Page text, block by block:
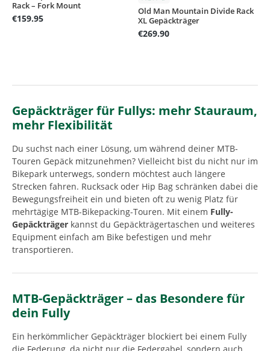
Rack – Fork Mount
€159.95
Old Man Mountain Divide Rack
XL Gepäckträger
€269.90
Gepäckträger für Fullys: mehr Stauraum,
mehr Flexibilität
Du suchst nach einer Lösung, um während deiner MTB-
Touren Gepäck mitzunehmen? Vielleicht bist du nicht nur im
Bikepark unterwegs, sondern möchtest auch längere
Strecken fahren. Rucksack oder Hip Bag schränken dabei die
Bewegungsfreiheit ein und bieten oft zu wenig Platz für
mehrtägige MTB-Bikepacking-Touren. Mit einem Fully-
Gepäckträger kannst du Gepäckträgertaschen und weiteres
Equipment einfach am Bike befestigen und mehr
transportieren.
MTB-Gepäckträger – das Besondere für
dein Fully
Ein herkömmlicher Gepäckträger blockiert bei einem Fully